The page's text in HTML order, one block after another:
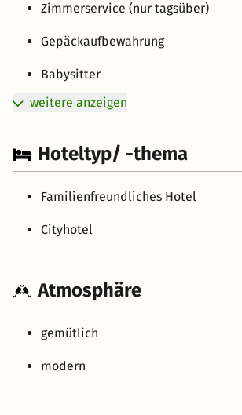
Zimmerservice (nur tagsüber)
Gepäckaufbewahrung
Babysitter
weitere anzeigen
Hoteltyp/ -thema
Familienfreundliches Hotel
Cityhotel
Atmosphäre
gemütlich
modern